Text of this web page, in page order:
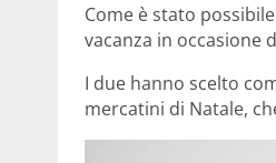
Come è stato
vacanza in occasione
I due hanno scelto
mercatini di Natale,